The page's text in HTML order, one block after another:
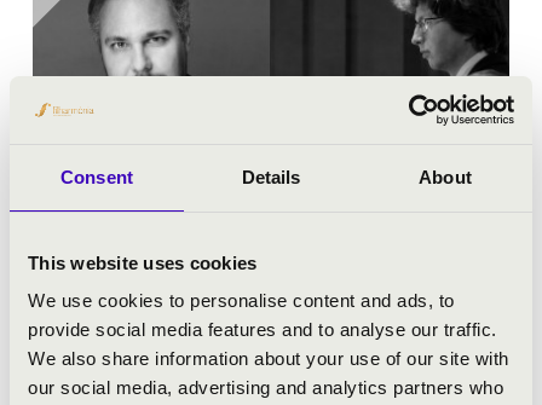
Consent Details About
This website uses cookies
We use cookies to personalise content and ads, to
provide social media features and to analyse our traffic.
We also share information about your use of our site with
our social media, advertising and analytics partners who
2026.05.24. - vasárnap 19:00
Keszthely - Kis Szent Teréz Karmelita Bazilika